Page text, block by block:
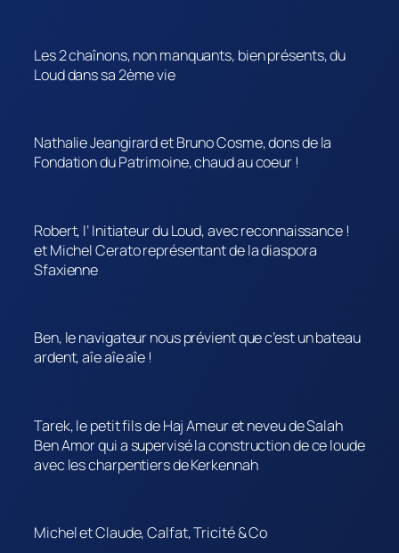
Les 2 chaînons, non manquants, bien présents, du
Loud dans sa 2ème vie
Nathalie Jeangirard et Bruno Cosme, dons de la
Fondation du Patrimoine, chaud au coeur !
Robert, l’ Initiateur du Loud, avec reconnaissance !
et Michel Cerato représentant de la diaspora
Sfaxienne
Ben, le navigateur nous prévient que c’est un bateau
ardent, aîe aîe aîe !
Tarek, le petit fils de Haj Ameur et neveu de Salah
Ben Amor qui a supervisé la construction de ce loude
avec les charpentiers de Kerkennah
Michel et Claude, Calfat, Tricité & Co